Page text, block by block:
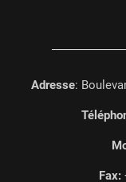
Adresse:
Fax: